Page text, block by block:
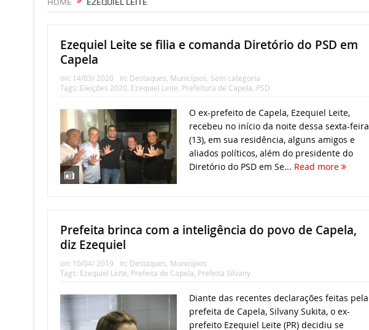
Ezequiel Leite se filia e comanda Diretório do PSD em
Capela
on: 14/03/ 2020 In: Destaques Municípios Sem categoria
Tags: Eleições 2020 Ezequiel Leite Prefeitura de Capela PSD
O ex-prefeito de Capela, Ezequiel Leite,
recebeu no início da noite dessa sexta-feira
(13), em sua residência, alguns amigos e
aliados políticos, além do presidente do
Diretório do PSD em Se... Read more
Prefeita brinca com a inteligência do povo de Capela,
diz Ezequiel
on: 10/04/ 2019 In: Destaques Municípios
Tags: Ezequiel Leite Prefeita de Capela Prefeita Silvany
Diante das recentes declarações feitas pela
prefeita de Capela, Silvany Sukita, o ex-
prefeito Ezequiel Leite (PR) decidiu se